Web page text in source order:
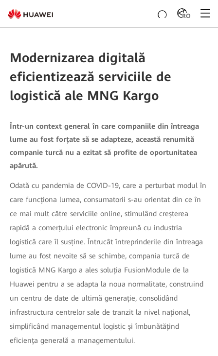
RO
Modernizarea digitală
eficientizează serviciile de
logistică ale MNG Kargo
Într-un context general în care companiile din întreaga
lume au fost forțate să se adapteze, această renumită
companie turcă nu a ezitat să profite de oportunitatea
apărută.
Odată cu pandemia de COVID-19, care a perturbat modul în
care funcționa lumea, consumatorii s-au orientat din ce în
ce mai mult către serviciile online, stimulând creșterea
rapidă a comerțului electronic împreună cu industria
logistică care îl susține. Întrucât întreprinderile din întreaga
lume au fost nevoite să se schimbe, compania turcă de
logistică MNG Kargo a ales soluția FusionModule de la
Huawei pentru a se adapta la noua normalitate, construind
un centru de date de ultimă generație, consolidând
infrastructura centrelor sale de tranzit la nivel național,
simplificând managementul logistic și îmbunătățind
eficiența generală a managementului.